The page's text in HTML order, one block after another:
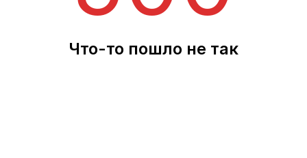
Что-то пошло не так